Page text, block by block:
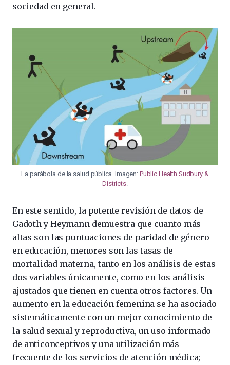
sociedad en general.
La parábola de la salud pública. Imagen: Public Health Sudbury &
Districts.
En este sentido, la potente revisión de datos de
Gadoth y Heymann demuestra que cuanto más
altas son las puntuaciones de paridad de género
en educación, menores son las tasas de
mortalidad materna, tanto en los análisis de estas
dos variables únicamente, como en los análisis
ajustados que tienen en cuenta otros factores. Un
aumento en la educación femenina se ha asociado
sistemáticamente con un mejor conocimiento de
la salud sexual y reproductiva, un uso informado
de anticonceptivos y una utilización más
frecuente de los servicios de atención médica;